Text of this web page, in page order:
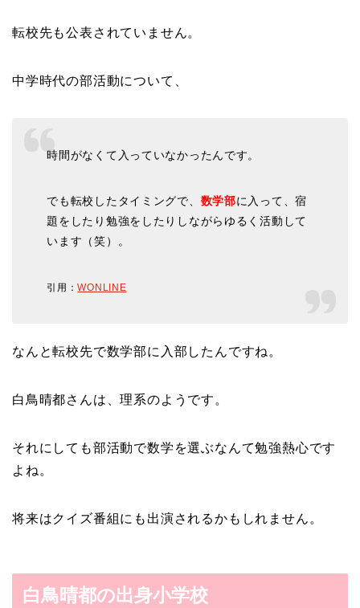
転校先も公表されていません。
中学時代の部活動について、
時間がなくて入っていなかったんです。
でも転校したタイミングで、 数学部に入って、宿
題をしたり勉強をしたりしながらゆるく活動して
います（笑）。
引用：WONLINE
なんと転校先で数学部に入部したんですね。
白鳥晴都さんは、理系のようです。
それにしても部活動で数学を選ぶなんて勉強熱心です
よね。
将来はクイズ番組にも出演されるかもしれません。
白鳥晴都の出身小学校